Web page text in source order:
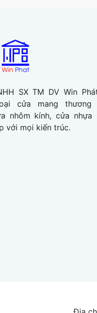
SX TM DV Win
cửa mang thương
nhôm kính, cửa
với mọi kiến trúc.